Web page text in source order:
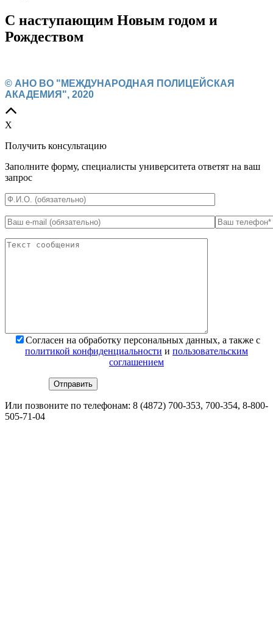
С наступающим Новым годом и
Рождеством
© АНО ВО "МЕЖДУНАРОДНАЯ ПОЛИЦЕЙСКАЯ
АКАДЕМИЯ", 2020
X
Получить консультацию
Заполните форму, специалисты университета ответят на ваш
запрос
Согласен на обработку персональных данных, а также с
политикой конфиденциальности и пользовательским
соглашением
Или позвоните по телефонам: 8 (4872) 700-353, 700-354, 8-800-
505-71-04